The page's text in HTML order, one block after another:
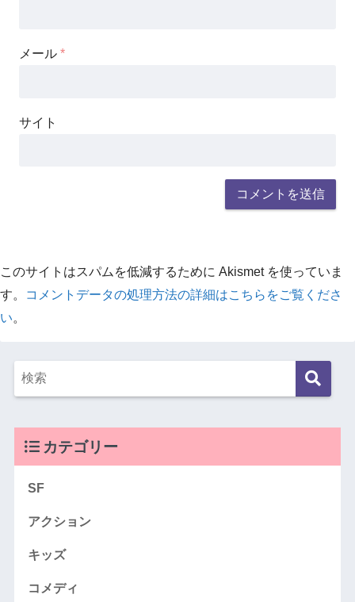
メール *
サイト
このサイトはスパムを低減するために Akismet を使っていま
す。
コメントデータの処理方法の詳細はこちらをご覧くださ
い。
カテゴリー
SF
アクション
キッズ
コメディ